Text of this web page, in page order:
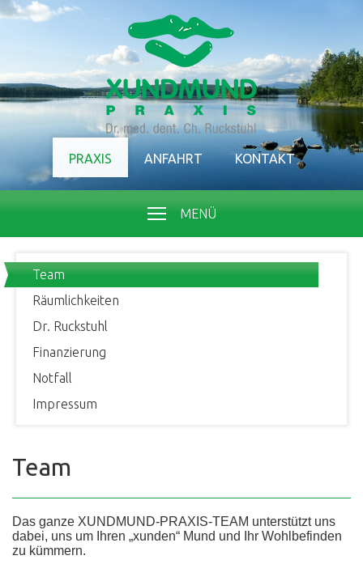
PRAXIS ANFAHRT KONTAKT
MENÜ
Team
Räumlichkeiten
Dr. Ruckstuhl
Finanzierung
Notfall
Impressum
Team
Das ganze XUNDMUND-PRAXIS-TEAM unterstützt uns
dabei, uns um Ihren „xunden“ Mund und Ihr Wohlbefinden
zu kümmern.